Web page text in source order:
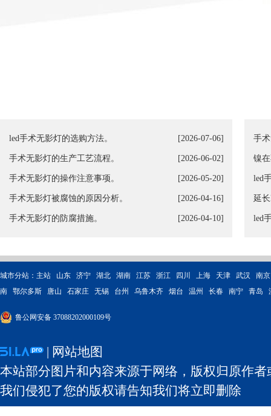
led手术无影灯的选购方法。 [2026-07-06]
手术无影灯的生产工艺流程。 [2026-06-02]
手术无影灯的操作注意事项。 [2026-05-20]
手术无影灯被腐蚀的原因分析。 [2026-04-16]
手术无影灯的防腐措施。 [2026-04-10]
手
镍
led
延
led
城市分站： 主站 山东 济宁 湖北 湖南 江苏 浙江 四川 上海 天津 武汉
南京
南
鄂尔多斯 唐山 石家庄 无锡 台州 乌鲁木齐 烟台 温州 长春 南宁 青岛
鲁公网安备 37088202000109号
| 网站地图
本站部分图片和内容来源于网络，版权归原作
我们侵犯了您的版权请告知我们将立即删除